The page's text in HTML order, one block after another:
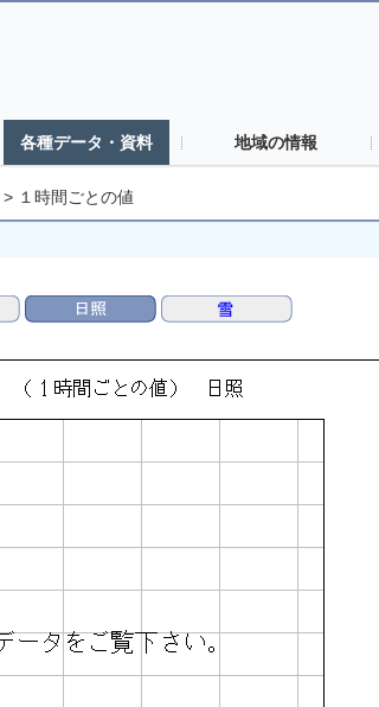
各種データ・資料 地域の情報
> １時間ごとの値